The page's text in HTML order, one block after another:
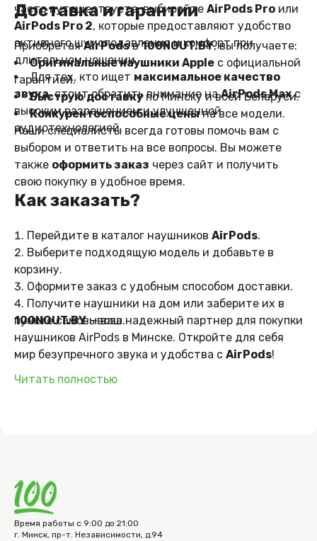
часто путешествуете, выбирайте AirPods Pro или
AirPods Pro 2, которые предоставляют удобство
активного шумоподавления и комфорт при
длительном ношении.
Для тех, кто ищет максимальное качество
звука, стоит обратить внимание наAirPods Maxс
высоким разрешением и улучшенной
аудиотехнологией.
Доставка и гарантии
ПриобретаяAirPodsв100NOUT.BY, вы получаете:
Оригинальные наушники Apple с официальной
гарантией.
Быструю доставкупо Минску и всей Беларуси.
Конкурентоспособные ценына все модели.
Наши специалисты всегда готовы помочь вам с
выбором и ответить на все вопросы. Вы можете
также оформить заказ через сайт и получить
свою покупку в удобное время.
Как заказать?
Перейдите в каталог наушников AirPods.
Выберите подходящую модель и добавьте в
корзину.
Оформите заказ с удобным способом доставки.
Получите наушники на дом или заберите их в
пункте самовывоза.
100NOUT.BY— ваш надежный партнер для покупки
наушников AirPods в Минске. Откройте для себя
мир безупречного звука и удобства с AirPods!
Читать полностью
Время работы с 9:00 до 21:00
г. Минск, пр-т. Независимости, д.94